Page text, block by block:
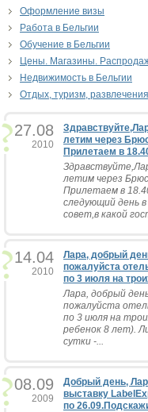
Оформление визы
Работа в Бельгии
Обучение в Бельгии
Цены. Магазины.
Недвижимость в Бельгии
Отдых, туризм,
27.08
2010
летим через
Прилетаем в
летим через
Прилетаем в
следующий день
совет,в какой
14.04
2010
Лара, добрый
пожалуйста
по 3 июля на
Лара, добрый
пожалуйста
по 3 июля на
ребенок 8 лет).
сутки -...
08.09
2009
Добрый день,
выставку
по